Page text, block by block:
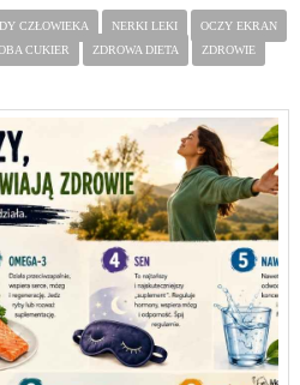
CZŁOWIEKA NERKI LEKI
OCZY EKRAN
CUKIER ZDROWA DIETA
ZDROWIE